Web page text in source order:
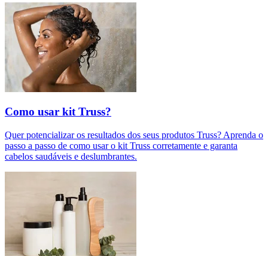
Como usar kit Truss?
Quer potencializar os resultados dos seus produtos Truss? Aprenda o
passo a passo de como usar o kit Truss corretamente e garanta
cabelos saudáveis e deslumbrantes.